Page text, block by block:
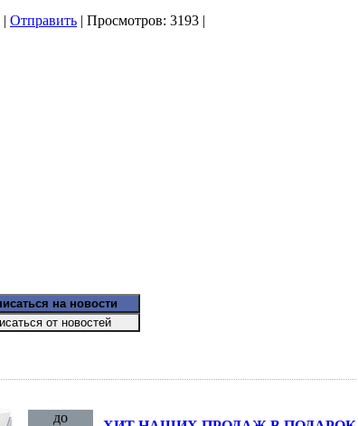
| Отправить | Просмотров: 3193 |
до